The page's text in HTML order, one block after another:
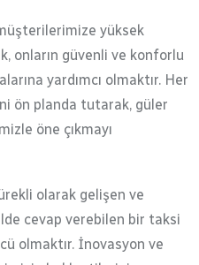
yüksek
onların güvenli ve konforlu
yardımcı olmaktır. Her
ön planda tutarak, güler
öne çıkmayı
olarak gelişen ve
cevap verebilen bir taksi
olmaktır. İnovasyon ve